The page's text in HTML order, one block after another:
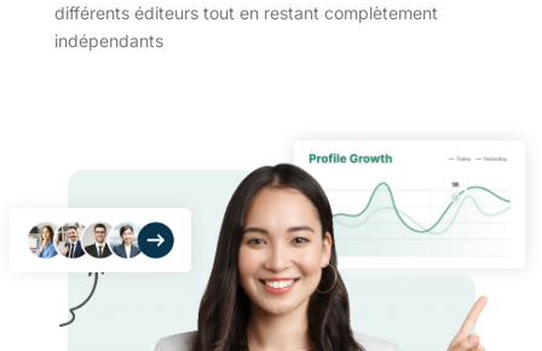
différents éditeurs tout en restant complètement
indépendants